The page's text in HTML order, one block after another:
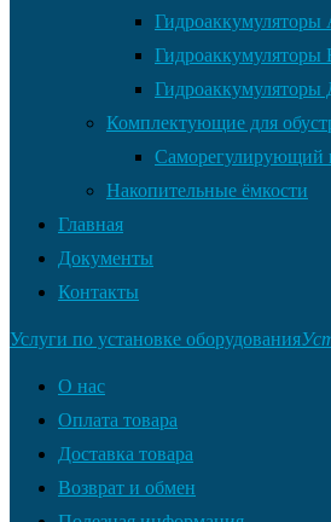
Гидроаккумуляторы
Гидроаккумуляторы
Гидроаккумуляторы
Комплектующие для
Саморегулирующий
Накопительные ёмкости
Главная
Документы
Контакты
Услуги по установке оборудования
О нас
Оплата товара
Доставка товара
Возврат и обмен